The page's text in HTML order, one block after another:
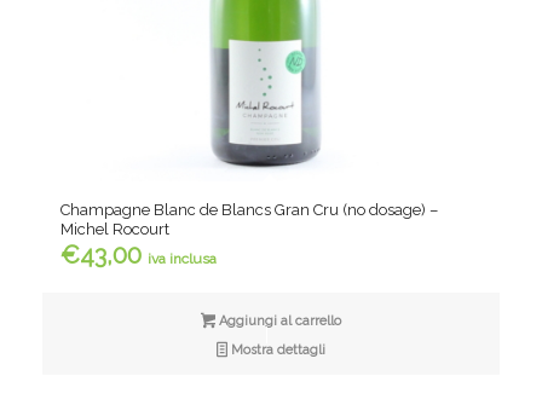
Champagne Blanc de Blancs Gran Cru (no dosage) –
Michel Rocourt
€43,00 iva inclusa
Aggiungi al carrello
Mostra dettagli